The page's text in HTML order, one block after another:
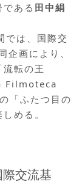
ある 田中絹
では、国際交
画により、
転の王
Filmoteca
「ふたつ目の
める。
交流基